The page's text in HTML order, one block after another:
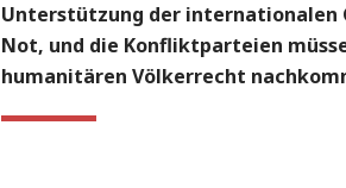
Unterstützung der internationalen
Not, und die Konfliktparteien
humanitären Völkerrecht